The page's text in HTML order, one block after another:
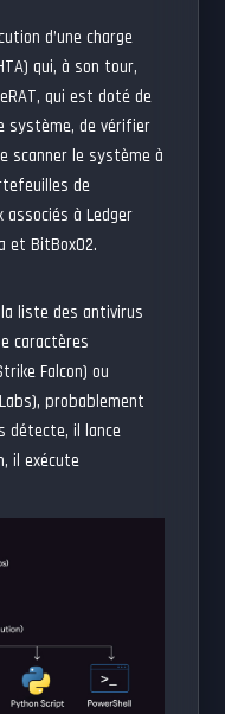
d’une charge
qui, à son tour,
qui est doté de
système, de vérifier
scanner le système à
de
à Ledger
et BitBox02.
liste des antivirus
caractères
Falcon) ou
probablement
détecte, il lance
il exécute